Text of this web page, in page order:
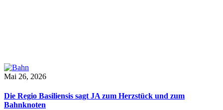
Mai 26, 2026
Die Regio Basiliensis sagt JA zum Herzstück und zum
Bahnknoten